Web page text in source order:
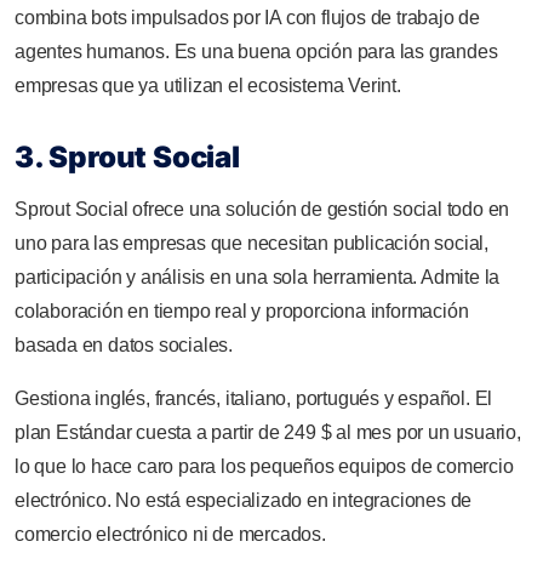
combina bots impulsados por IA con flujos de trabajo de
agentes humanos. Es una buena opción para las grandes
empresas que ya utilizan el ecosistema Verint.
3. Sprout Social
Sprout Social ofrece una solución de gestión social todo en
uno para las empresas que necesitan publicación social,
participación y análisis en una sola herramienta. Admite la
colaboración en tiempo real y proporciona información
basada en datos sociales.
Gestiona inglés, francés, italiano, portugués y español. El
plan Estándar cuesta a partir de 249 $ al mes por un usuario,
lo que lo hace caro para los pequeños equipos de comercio
electrónico. No está especializado en integraciones de
comercio electrónico ni de mercados.